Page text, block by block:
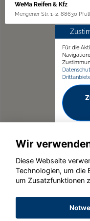
WeMa Reifen & Kfz
Mengener Str. 1-2, 88630
Für die
©
Wir
Diese Webseite
Technologien, um die
um Zusatzfunktionen